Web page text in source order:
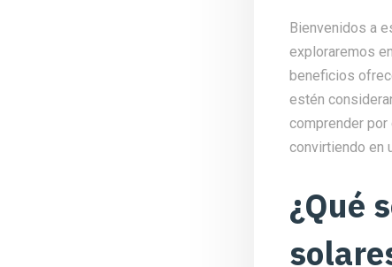
Bienvenidos a
exploraremos
beneficios
estén
comprender
convirtiendo en
¿Qué